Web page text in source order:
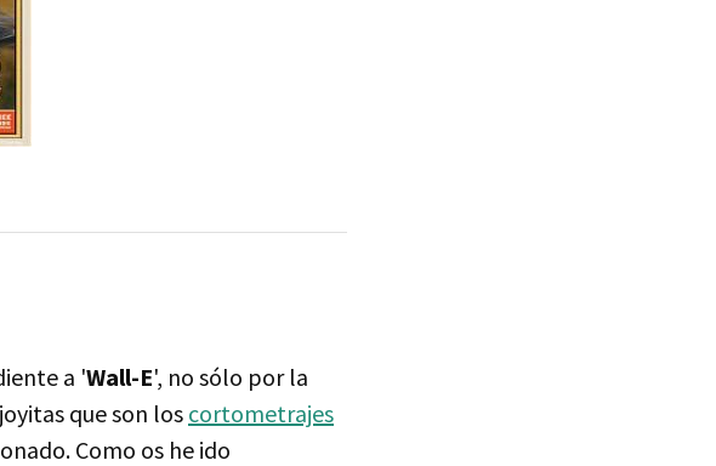
a 'Wall-E', no sólo por la
que son los cortometrajes
Como os he ido